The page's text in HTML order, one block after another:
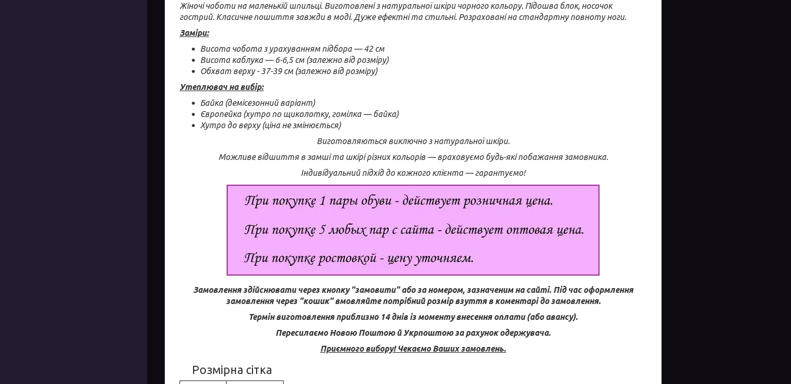
Жіночі чоботи на маленькій шпильці. Виготовлені з натуральної шкіри чорного кольору. Підошва блок, носочок
гострий. Класичне пошиття завжди в моді. Дуже ефектні та стильні. Розраховані на стандартну повноту ноги.
Заміри:
Висота чобота з урахуванням підбора — 42 см
Висота каблука — 6-6,5 см (залежно від розміру)
Обхват верху - 37-39 см (залежно від розміру)
Утеплювач на вибір:
Байка (демісезонний варіант)
Європейка (хутро по щиколотку, гомілка — байка)
Хутро до верху (ціна не змінюється)
Виготовляються виключно з натуральної шкіри.
Можливе відшиття в замші та шкірі різних кольорів — враховуємо будь-які побажання замовника.
Індивідуальний підхід до кожного клієнта — гарантуємо!
Замовлення здійснювати через кнопку "замовити" або за номером, зазначеним на сайті. Під час оформлення
замовлення через "кошик" вмовляйте потрібний розмір взуття в коментарі до замовлення.
Термін виготовлення приблизно 14 днів із моменту внесення оплати (або авансу).
Пересилаємо Новою Поштою й Укрпоштою за рахунок одержувача.
Приємного вибору! Чекаємо Ваших замовлень.
Розмірна сітка